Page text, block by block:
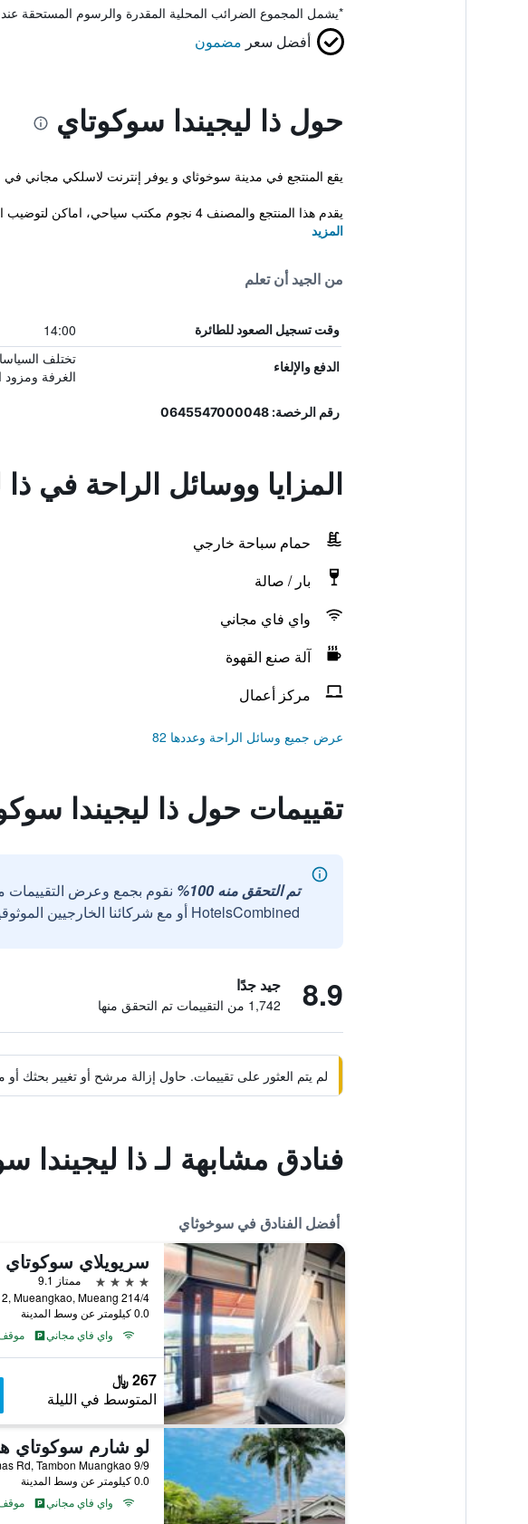
*يشمل المجموع الضرائب المحلية المقدرة والرسوم المستحقة
أفضل سعر مضمون
حول ذا ليجيندا سوكوتاي
يقع المنتجع في مدينة سوخوثاي و يوفر إنترنت لاسلكي مجاني
يقدم هذا المنتجع والمصنف 4 نجوم مكتب سياحي، اماكن لتوضيب ال...
المزيد
من الجيد أن تعلم
وقت تسجيل الصعود للطائرة 14:00
الدفع والإلغاء
تختلف
الغرفة ومزود
رقم الرخصة: 0645547000048
المزايا ووسائل الراحة في
حمام سباحة خارجي
بار / صالة
واي فاي مجاني
آلة صنع القهوة
مركز أعمال
عرض جميع وسائل الراحة وعددها 82
تقييمات حول ذا ليجيندا
تم التحقق منه 100%
نقوم بجمع وعرض التقييمات
HotelsCombined أو مع شركائنا الخارجيين الموثوقين.
8.9 جيد جدًا
1,742 من التقييمات تم التحقق منها
لم يتم العثور على تقييمات. حاول إزالة مرشح أو تغيير
فنادق مشابهة لـ ذا ليجيندا
أفضل الفنادق في سوخوثاي
سريويلاي سوكوتاي
4 نجوم
ممتاز 9.1
0.0 كيلومتر عن وسط المدينة
واي فاي مجاني
267 ﷼
المتوسط في الليلة
0.0 كيلومتر عن وسط المدينة
واي فاي مجاني